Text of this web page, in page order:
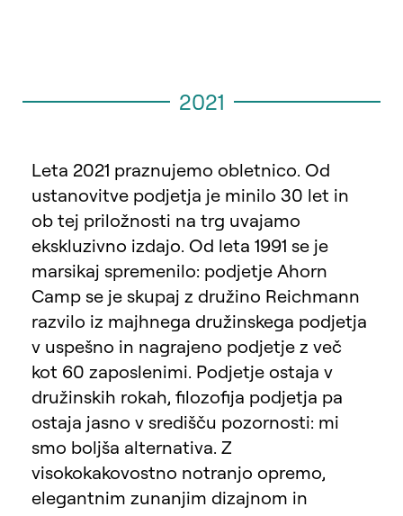
2021
Leta 2021 praznujemo obletnico. Od
ustanovitve podjetja je minilo 30 let in
ob tej priložnosti na trg uvajamo
ekskluzivno izdajo. Od leta 1991 se je
marsikaj spremenilo: podjetje Ahorn
Camp se je skupaj z družino Reichmann
razvilo iz majhnega družinskega podjetja
v uspešno in nagrajeno podjetje z več
kot 60 zaposlenimi. Podjetje ostaja v
družinskih rokah, filozofija podjetja pa
ostaja jasno v središču pozornosti: mi
smo boljša alternativa. Z
visokokakovostno notranjo opremo,
elegantnim zunanjim dizajnom in